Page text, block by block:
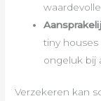
tiny
ongeluk bij
Verzekeren kan